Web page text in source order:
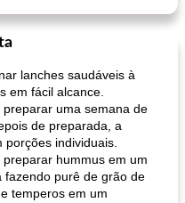
mandelbread
lanches saudáveis ​​à
em fácil alcance.
uma semana de
de preparada, a
individuais.
hummus em um
fazendo purê de grão de
temperos em um